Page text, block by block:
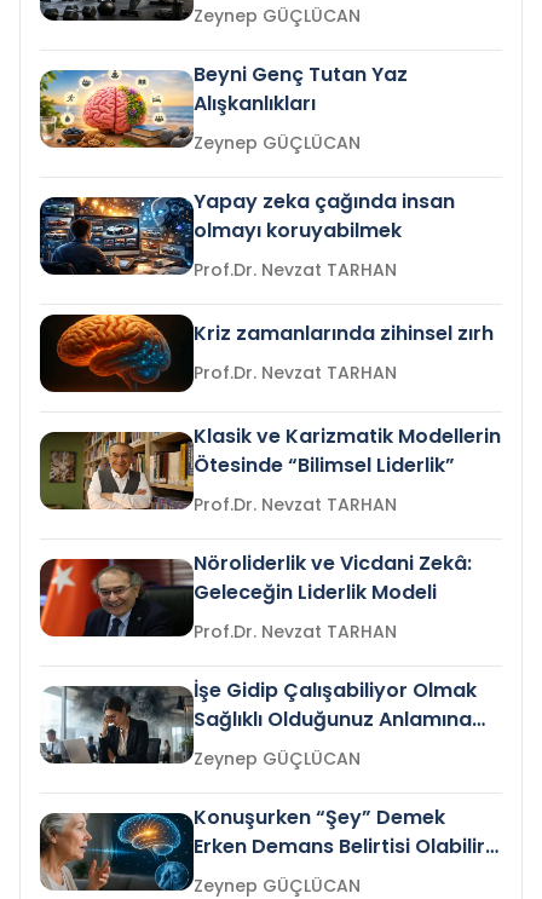
Zeynep GÜÇLÜCAN
Beyni Genç Tutan Yaz
Alışkanlıkları
Zeynep GÜÇLÜCAN
Yapay zeka çağında insan
olmayı koruyabilmek
Prof.Dr. Nevzat TARHAN
Kriz zamanlarında zihinsel zırh
Prof.Dr. Nevzat TARHAN
Klasik ve Karizmatik Modellerin
Ötesinde “Bilimsel Liderlik”
Prof.Dr. Nevzat TARHAN
Nöroliderlik ve Vicdani Zekâ:
Geleceğin Liderlik Modeli
Prof.Dr. Nevzat TARHAN
İşe Gidip Çalışabiliyor Olmak
Sağlıklı Olduğunuz Anlamına
Gelir mi?Zeynep GÜÇLÜCAN
Konuşurken “Şey” Demek
Erken Demans Belirtisi Olabilir
mi?
Zeynep GÜÇLÜCAN